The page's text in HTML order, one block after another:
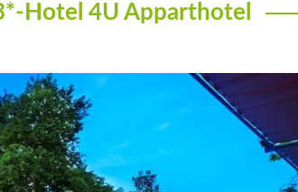
Hotel 4U Apparthotel